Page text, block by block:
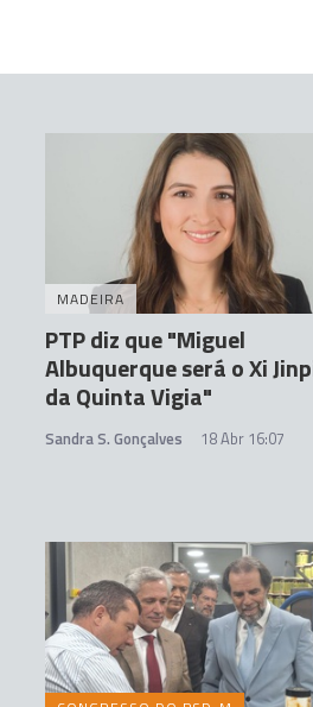
MADEIRA
PTP diz que "Miguel
Albuquerque será o Xi
da Quinta Vigia"
Sandra S. Gonçalves 18 Abr 16:07